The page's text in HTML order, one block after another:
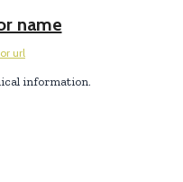
name
url
information.